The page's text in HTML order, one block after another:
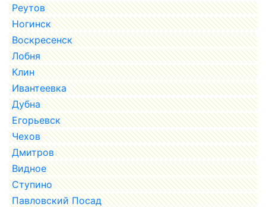
Реутов
Ногинск
Воскресенск
Лобня
Клин
Ивантеевка
Дубна
Егорьевск
Чехов
Дмитров
Видное
Ступино
Павловский Посад